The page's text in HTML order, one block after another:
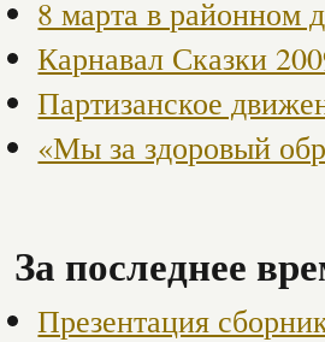
8 марта в районном
Карнавал Сказки
Партизанское
«Мы за здоровый
За последнее
Презентация